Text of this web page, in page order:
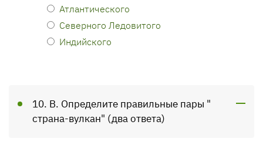
Атлантического
Северного Ледовитого
Индийского
10. В. Определите правильные пары "
страна-вулкан" (два ответа)